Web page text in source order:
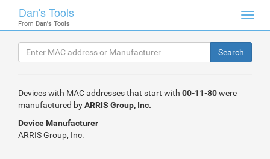
Dan's Tools
From Dan's Tools
Devices with MAC addresses that start with 00-11-80were
manufactured byARRIS Group, Inc.
Device Manufacturer
ARRIS Group, Inc.